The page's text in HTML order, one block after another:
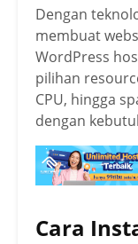
Dengan
membuat
WordPress
pilihan
CPU, hingga
dengan
Cara